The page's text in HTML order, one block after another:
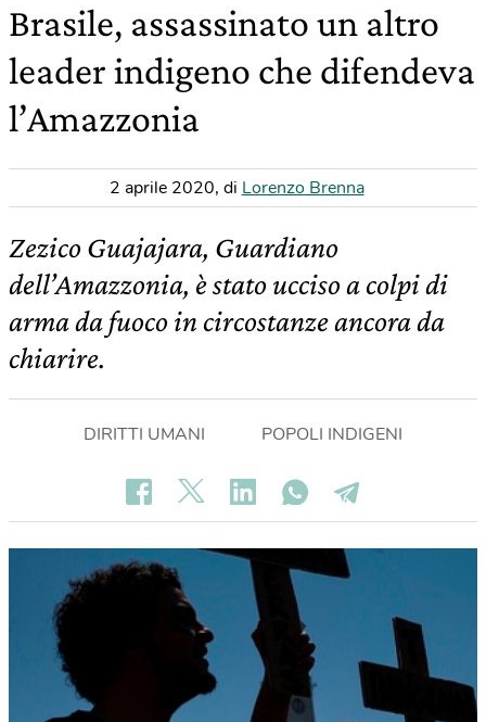
Brasile, assassinato un altro
leader indigeno che difendeva
l’Amazzonia
2 aprile 2020, di Lorenzo Brenna
Zezico Guajajara, Guardiano
dell’Amazzonia, è stato ucciso a colpi di
arma da fuoco in circostanze ancora da
chiarire.
DIRITTI UMANI POPOLI INDIGENI